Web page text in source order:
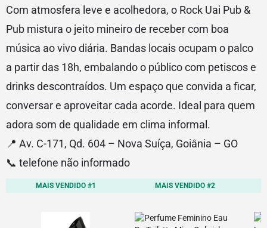
Com atmosfera leve e acolhedora, o Rock Uai Pub &
Pub mistura o jeito mineiro de receber com boa
música ao vivo diária. Bandas locais ocupam o palco
a partir das 18h, embalando o público com petiscos e
drinks descontraídos. Um espaço que convida a ficar,
conversar e aproveitar cada acorde. Ideal para quem
adora som de qualidade em clima informal.
📍 Av. C-171, Qd. 604 – Nova Suíça, Goiânia – GO
📞 telefone não informado
MAIS VENDIDO #1 MAIS VENDIDO #2